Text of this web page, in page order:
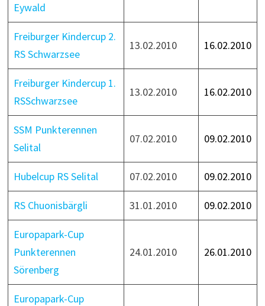
Eywald
Freiburger Kindercup 2.
RSSchwarzsee
13.02.2010 16.02.2010
Freiburger Kindercup 1.
RSSchwarzsee
13.02.2010 16.02.2010
SSM Punkterennen
Selital
07.02.2010 09.02.2010
Hubelcup RS Selital 07.02.2010 09.02.2010
RS Chuonisbärgli 31.01.2010 09.02.2010
Europapark-Cup
Punkterennen
Sörenberg
24.01.2010 26.01.2010
Europapark-Cup